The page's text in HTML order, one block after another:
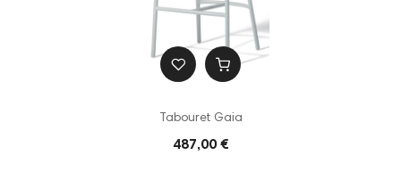
Tabouret Gaia
487,00 €